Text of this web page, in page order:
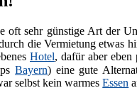
oft sehr günstige Art der
die Vermietung etwas
Hotel, dafür aber eben
Bayern) eine gute
selbst kein warmesEssen